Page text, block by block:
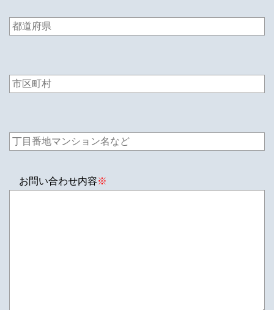
お問い合わせ内容※